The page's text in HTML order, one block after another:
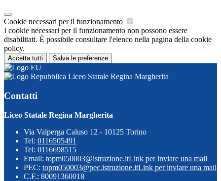
Cookie necessari per il funzionamento
I cookie necessari per il funzionamento non possono essere
disabilitati. È possibile consultare l'elenco nella pagina della cookie
policy.
Accetta tutti Salva le preferenze
Liceo Statale Regina Margherita
Contatti
Liceo Statale Regina Margherita
Via Valperga Caluso 12 - 10125 Torino
Tel: 0116505491
Tel: 0116698515
Email: topm050003@istruzione.itLink per inviare una mail
PEC: topm050003@pec.istruzione.itLink per inviare una mail
C.F.: 80091360018